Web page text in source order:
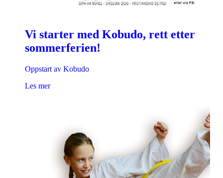
Vi starter med Kobudo, rett etter
sommerferien!
Oppstart av Kobudo
Les mer